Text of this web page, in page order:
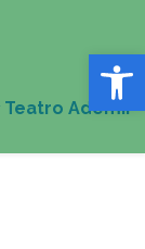
Abrir